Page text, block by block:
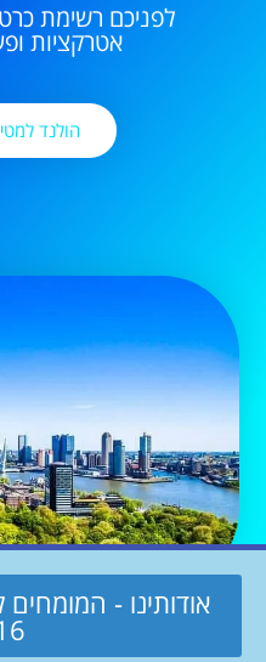
לפניכם רשימת
אטרקציות
הולנד
אודותינו -